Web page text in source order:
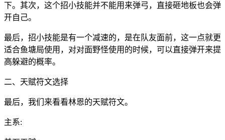
下。其次，这个招小技能并不能用来弹弓，直接砸地板也会弹
开自己。
最后，招小技能是有一个减速的，是在队友面前，这一点就更
适合鱼塘局使用，对对面野怪使用的时候，可以直接弹开来提
高躲避的概率。
二、天赋符文选择
最后，我们来看看林恩的天赋符文。
主系: